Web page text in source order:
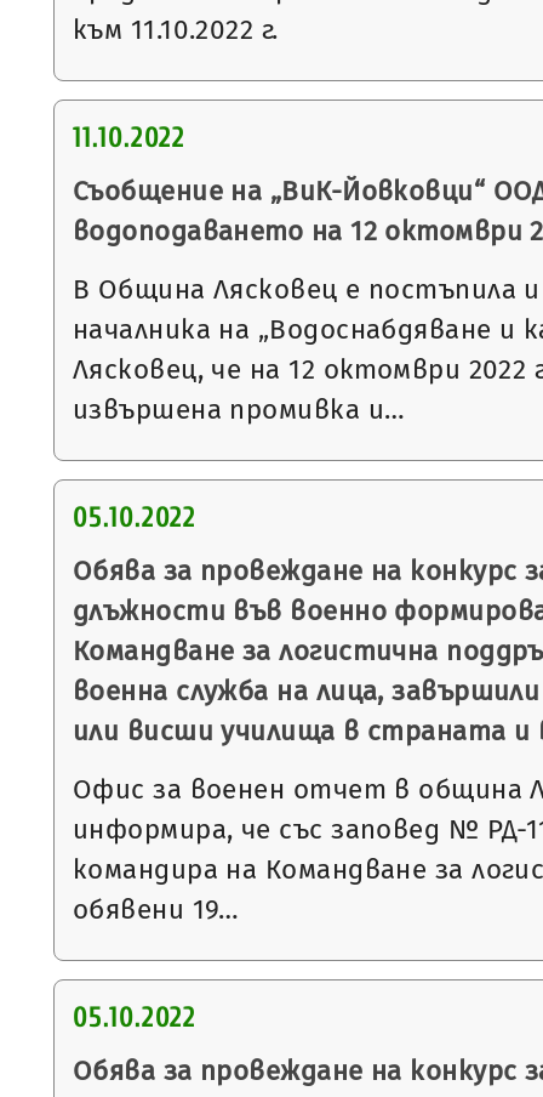
към 11.10.2022 г.
11.10.2022
Съобщение на „ВиК-Йовковци“
водоподаването на 12 октомври
В Община Лясковец е постъпила
началника на „Водоснабдяване и
Лясковец, че на 12 октомври 2022
извършена промивка и…
05.10.2022
Обява за провеждане на конкурс
длъжности във военно
Командване за логистична
военна служба на лица,
или висши училища в страната и
Офис за военен отчет в община
информира, че със заповед № РД-
командира на Командване за
обявени 19…
05.10.2022
Обява за провеждане на конкурс